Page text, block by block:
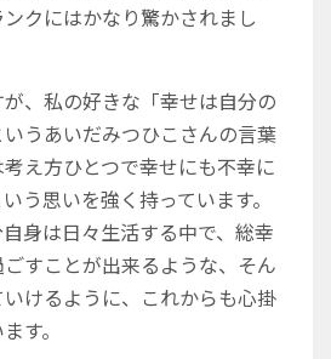
クにはかなり驚かされまし
、私の好きな「幸せは自分の
うあいだみつひこさんの言葉
え方ひとつで幸せにも不幸に
う思いを強く持っています。
身は日々生活する中で、総幸
すことが出来るような、そん
けるように、これからも心掛
す。